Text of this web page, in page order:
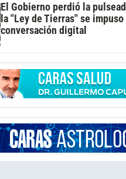
El Gobierno perdió la
la "Ley de Tierras" se
conversación digital